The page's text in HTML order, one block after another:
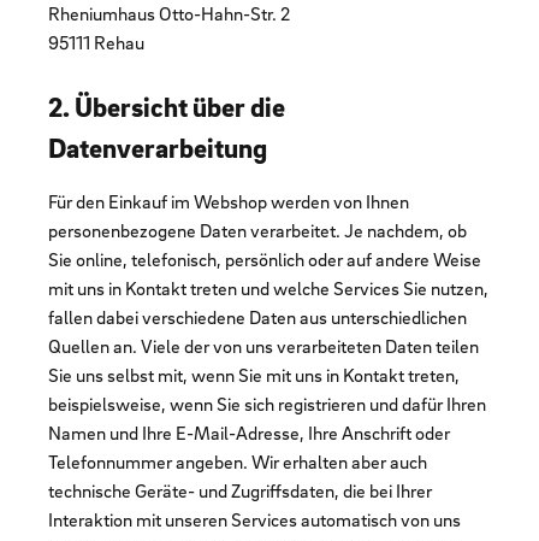
Rheniumhaus Otto-Hahn-Str. 2
95111 Rehau
2. Übersicht über die
Datenverarbeitung
Für den Einkauf im Webshop werden von Ihnen
personenbezogene Daten verarbeitet. Je nachdem, ob
Sie online, telefonisch, persönlich oder auf andere Weise
mit uns in Kontakt treten und welche Services Sie nutzen,
fallen dabei verschiedene Daten aus unterschiedlichen
Quellen an. Viele der von uns verarbeiteten Daten teilen
Sie uns selbst mit, wenn Sie mit uns in Kontakt treten,
beispielsweise, wenn Sie sich registrieren und dafür Ihren
Namen und Ihre E-Mail-Adresse, Ihre Anschrift oder
Telefonnummer angeben. Wir erhalten aber auch
technische Geräte- und Zugriffsdaten, die bei Ihrer
Interaktion mit unseren Services automatisch von uns